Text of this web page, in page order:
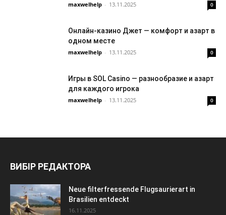
maxwelhelp - 13.11.2025 0
Онлайн-казино Джет — комфорт и азарт в
одном месте
maxwelhelp - 13.11.2025 0
Игры в SOL Casino — разнообразие и азарт
для каждого игрока
maxwelhelp - 13.11.2025 0
ВИБІР РЕДАКТОРА
Neue filterfressende Flugsaurierart in
Brasilien entdeckt
16.11.2025